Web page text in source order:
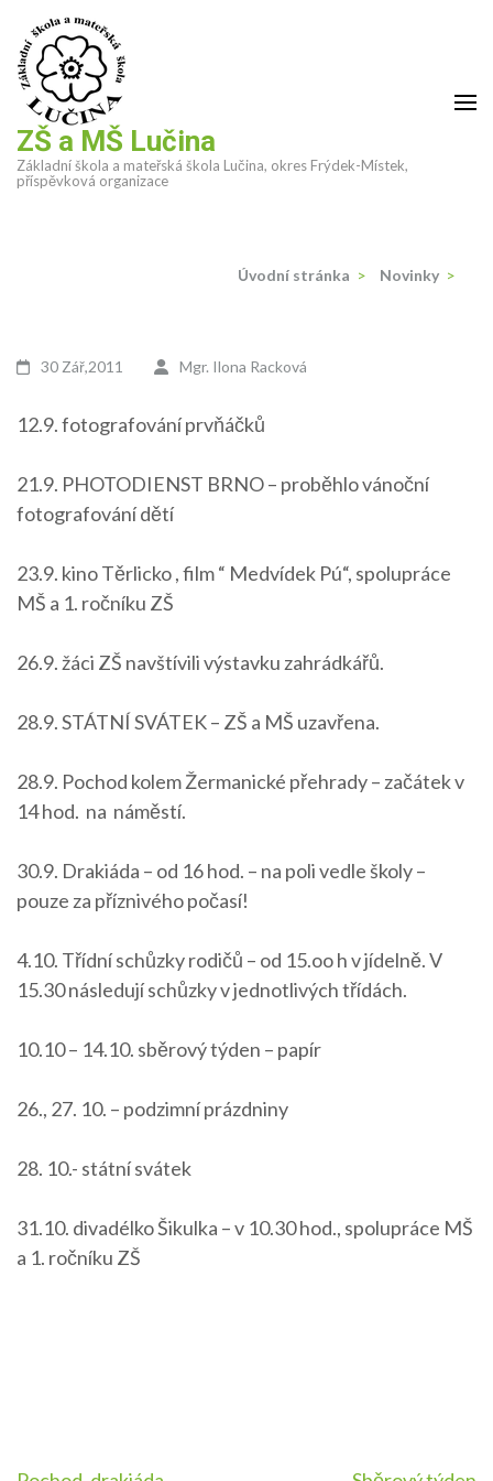
Přeskočit
obsah
(stiskněte
Enter)
ZŠ a MŠ Lučina
Základní škola a mateřská škola Lučina, okres Frýdek-Místek,
příspěvková organizace
Úvodní stránka > Novinky >
30 Zář,2011 Mgr. Ilona Racková
12.9. fotografování prvňáčků
21.9. PHOTODIENST BRNO – proběhlo vánoční
fotografování dětí
23.9. kino Těrlicko , film “ Medvídek Pú“, spolupráce
MŠ a 1. ročníku ZŠ
26.9. žáci ZŠ navštívili výstavku zahrádkářů.
28.9. STÁTNÍ SVÁTEK – ZŠ a MŠ uzavřena.
28.9. Pochod kolem Žermanické přehrady – začátek v
14 hod. na náměstí.
30.9. Drakiáda – od 16 hod. – na poli vedle školy –
pouze za příznivého počasí!
4.10. Třídní schůzky rodičů – od 15.oo h v jídelně. V
15.30 následují schůzky v jednotlivých třídách.
10.10 – 14.10. sběrový týden – papír
26., 27. 10. – podzimní prázdniny
28. 10.- státní svátek
31.10. divadélko Šikulka – v 10.30 hod., spolupráce MŠ
a 1. ročníku ZŠ